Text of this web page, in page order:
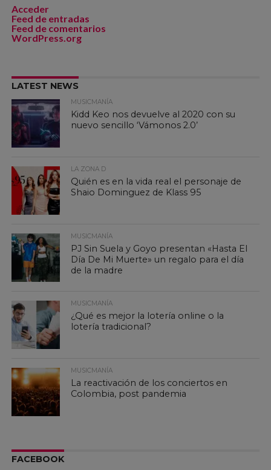
Acceder
Feed de entradas
Feed de comentarios
WordPress.org
LATEST NEWS
MUSICMANÍA
Kidd Keo nos devuelve al 2020 con su
nuevo sencillo ‘Vámonos 2.0’
LA ZONA D
Quién es en la vida real el personaje de
Shaio Dominguez de Klass 95
MUSICMANÍA
PJ Sin Suela y Goyo presentan «Hasta El
Día De Mi Muerte» un regalo para el día
de la madre
MUSICMANÍA
¿Qué es mejor la lotería online o la
lotería tradicional?
MUSICMANÍA
La reactivación de los conciertos en
Colombia, post pandemia
FACEBOOK